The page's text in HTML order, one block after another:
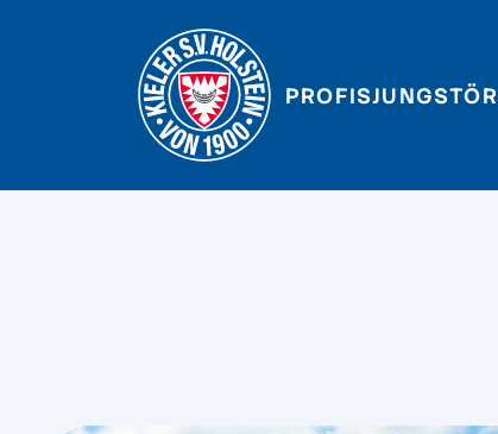
PROFIS